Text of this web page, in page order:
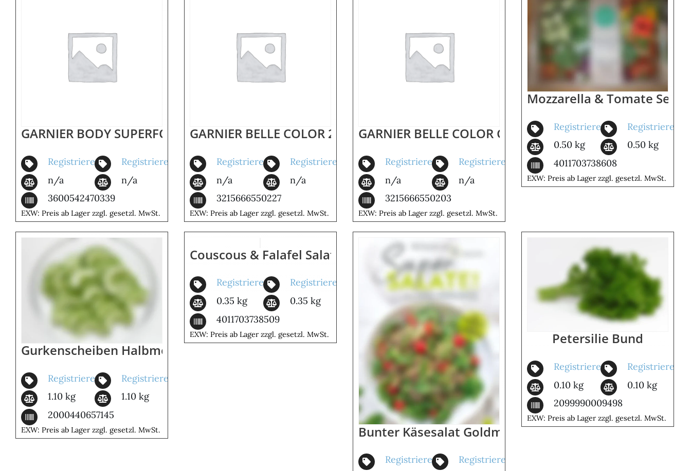
GARNIER BODY SUPERFOOD 380ML AVOCADO
Registrieren
n/a
3600542470339
Registrieren
n/a
EXW: Preis ab Lager zzgl. gesetzl. MwSt.
GARNIER BELLE COLOR 22 CHATAIN NATUREL
Registrieren
n/a
3215666550227
Registrieren
n/a
EXW: Preis ab Lager zzgl. gesetzl. MwSt.
GARNIER BELLE COLOR CHATAIN CLAIR
Registrieren
n/a
3215666550203
Registrieren
n/a
EXW: Preis ab Lager zzgl. gesetzl. MwSt.
Mozzarella & Tomate Set
Registrieren
0.50 kg
4011703738608
Registrieren
0.50 kg
EXW: Preis ab Lager zzgl. gesetzl. MwSt.
Gurkenscheiben Halbmonde 4 Mm 1kg
Registrieren
1.10 kg
2000440657145
Registrieren
1.10 kg
EXW: Preis ab Lager zzgl. gesetzl. MwSt.
Couscous & Falafel Salat
Registrieren
0.35 kg
4011703738509
Registrieren
0.35 kg
EXW: Preis ab Lager zzgl. gesetzl. MwSt.
Bunter Käsesalat Goldmarie
Registrieren
Registrieren
Petersilie Bund
Registrieren
0.10 kg
2099990009498
Registrieren
0.10 kg
EXW: Preis ab Lager zzgl. gesetzl. MwSt.